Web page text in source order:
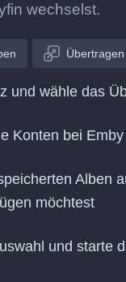
wechselst.
Übertragen
und wähle das
Konten bei
Alben
möchtest
und starte